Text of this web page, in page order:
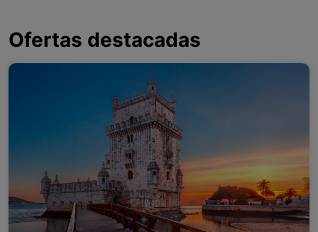
Ofertas destacadas